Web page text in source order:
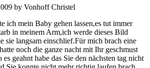
by Vonhoff Christel
ich mein Baby gehen lassen,es tut immer
in meinem Arm,ich werde dieses Bild
sie langsam einschlief.Für mich brach eine
noch die ganze nacht mit Ihr geschmust
geahnt habe das Sie den nächsten tag nicht